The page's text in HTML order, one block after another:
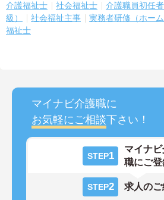
介護福祉士 社会福祉士
介護職員初任
級）
社会福祉主事 実務者研修（ホーム
福祉士
マイナビ介護職に
お気軽にご相談下さい！
STEP1
マイナ
職にご登
STEP2 求人の